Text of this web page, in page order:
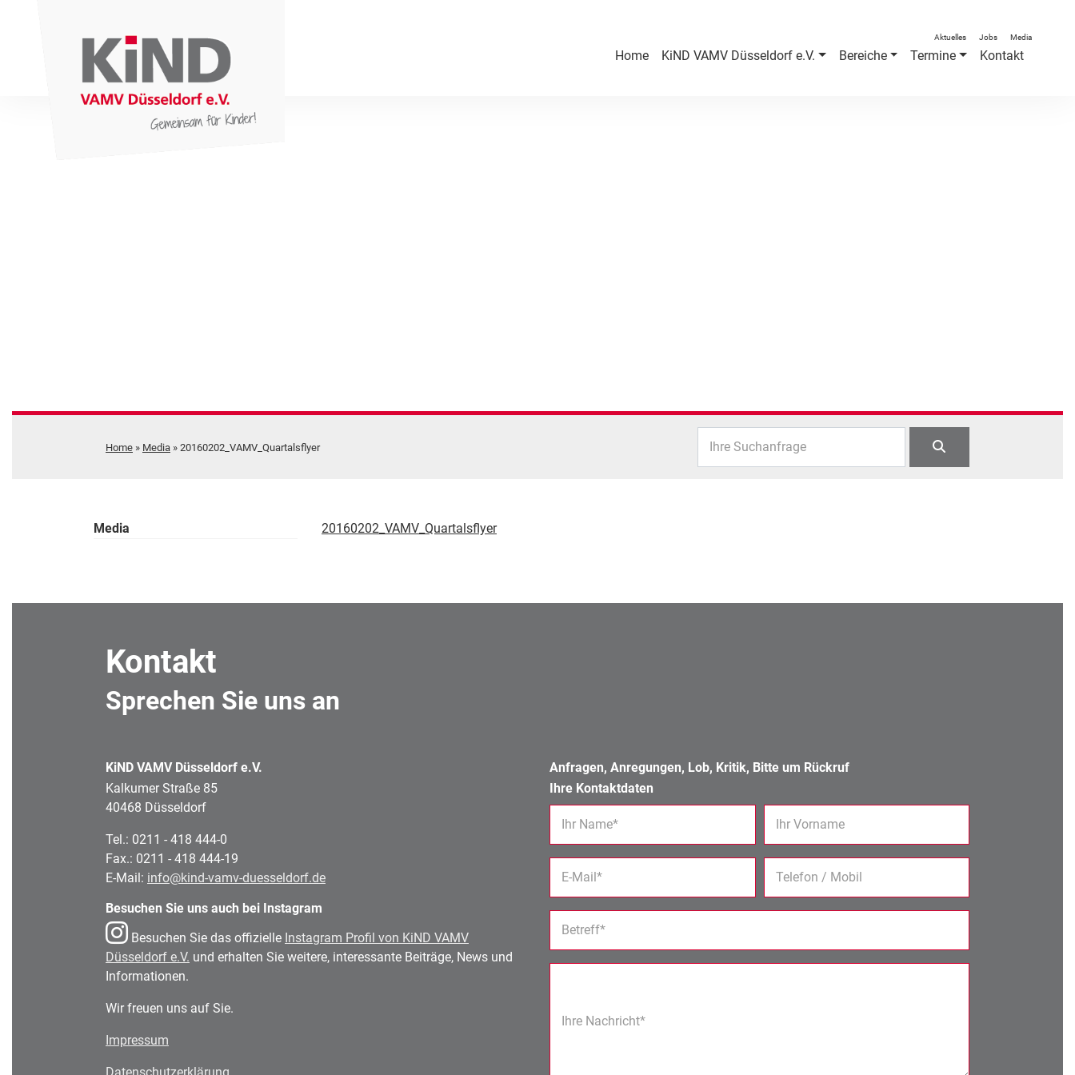
Home » Media » 20160202_VAMV_Quartalsflyer Ihre Suchanfrage
Media 20160202_VAMV_Quartalsflyer
Kontakt
Sprechen Sie uns an
KiND VAMV Düsseldorf e.V.
Kalkumer Straße 85
40468 Düsseldorf
Tel.: 0211 - 418 444-0
Fax.: 0211 - 418 444-19
E-Mail: info@kind-vamv-duesseldorf.de
Besuchen Sie uns auch bei Instagram
Besuchen Sie das offizielle Instagram Profil von KiND VAMV
Düsseldorf e.V. und erhalten Sie weitere, interessante Beiträge, News und
Informationen.
Wir freuen uns auf Sie.
Impressum
Anfragen, Anregungen, Lob, Kritik, Bitte um Rückruf
Ihre Kontaktdaten
Ihr Name* Ihr Vorname
E-Mail* Telefon / Mobil
Betreff*
Ihre Nachricht*
Aktuelles Jobs Media
Home KiND VAMV Düsseldorf e.V. Bereiche Termine Kontakt